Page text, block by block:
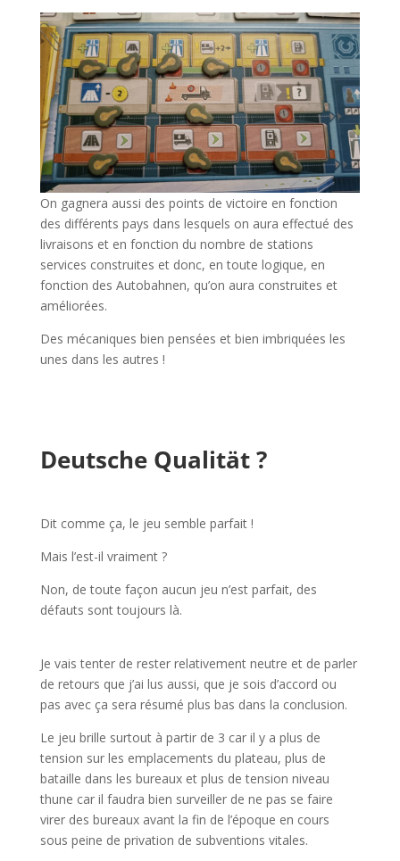
On gagnera aussi des points de victoire en fonction
des différents pays dans lesquels on aura effectué des
livraisons et en fonction du nombre de stations
services construites et donc, en toute logique, en
fonction des Autobahnen, qu’on aura construites et
améliorées.
Des mécaniques bien pensées et bien imbriquées les
unes dans les autres !
Deutsche Qualität ?
Dit comme ça, le jeu semble parfait !
Mais l’est-il vraiment ?
Non, de toute façon aucun jeu n’est parfait, des
défauts sont toujours là.
Je vais tenter de rester relativement neutre et de parler
de retours que j’ai lus aussi, que je sois d’accord ou
pas avec ça sera résumé plus bas dans la conclusion.
Le jeu brille surtout à partir de 3 car il y a plus de
tension sur les emplacements du plateau, plus de
bataille dans les bureaux et plus de tension niveau
thune car il faudra bien surveiller de ne pas se faire
virer des bureaux avant la fin de l’époque en cours
sous peine de privation de subventions vitales.